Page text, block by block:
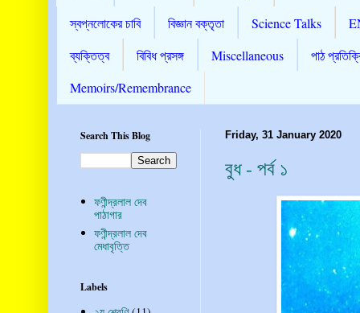
স্বপ্নলোকের চাবি
বিজ্ঞান বক্তৃতা Science Talks
ব্যক্তিত্ব
বিবিধ প্রসঙ্গ Miscellaneous
পাঠ
Memoirs/Remembrance
Friday, 31 January 2020
বুধ - পর্ব ১
Search This Blog
ফণীন্দ্রলাল দেব
পাঠাগার
ফণীন্দ্রলাল দেব
মেধাবৃত্তি
Labels